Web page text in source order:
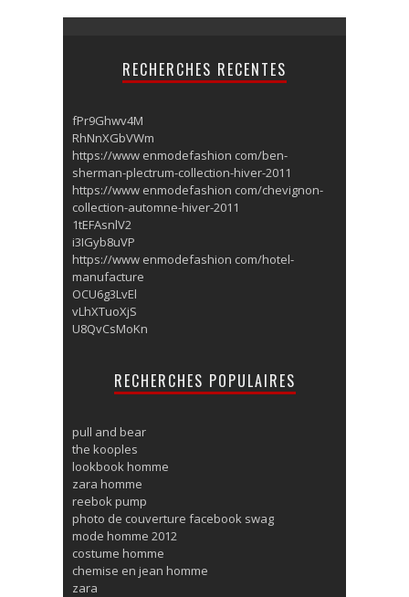
RECHERCHES RECENTES
fPr9Ghwv4M
RhNnXGbVWm
https://www enmodefashion com/ben-
sherman-plectrum-collection-hiver-2011
https://www enmodefashion com/chevignon-
collection-automne-hiver-2011
1tEFAsnlV2
i3IGyb8uVP
https://www enmodefashion com/hotel-
manufacture
OCU6g3LvEl
vLhXTuoXjS
U8QvCsMoKn
RECHERCHES POPULAIRES
pull and bear
the kooples
lookbook homme
zara homme
reebok pump
photo de couverture facebook swag
mode homme 2012
costume homme
chemise en jean homme
zara